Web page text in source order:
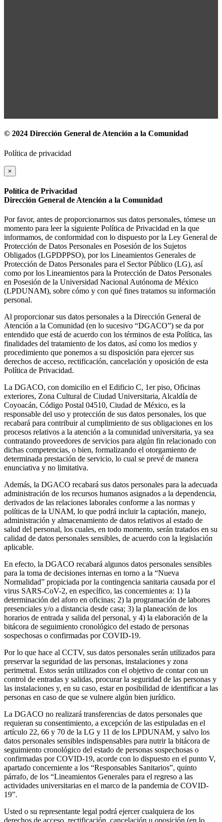
© 2024 Dirección General de Atención a la Comunidad
Política de privacidad
×
Política de Privacidad
Dirección General de Atención a la Comunidad
Por favor, antes de proporcionarnos sus datos personales, tómese un
momento para leer la siguiente Política de Privacidad en la que
informamos, de conformidad con lo dispuesto por la Ley General de
Protección de Datos Personales en Posesión de los Sujetos
Obligados (LGPDPPSO), por los Lineamientos Generales de
Protección de Datos Personales para el Sector Público (LG), así
como por los Lineamientos para la Protección de Datos Personales
en Posesión de la Universidad Nacional Autónoma de México
(LPDUNAM), sobre cómo y con qué fines tratamos su información
personal.
Al proporcionar sus datos personales a la Dirección General de
Atención a la Comunidad (en lo sucesivo “DGACO”) se da por
entendido que está de acuerdo con los términos de esta Política, las
finalidades del tratamiento de los datos, así como los medios y
procedimiento que ponemos a su disposición para ejercer sus
derechos de acceso, rectificación, cancelación y oposición de esta
Política de Privacidad.
La DGACO, con domicilio en el Edificio C, 1er piso, Oficinas
exteriores, Zona Cultural de Ciudad Universitaria, Alcaldía de
Coyoacán, Código Postal 04510, Ciudad de México, es la
responsable del uso y protección de sus datos personales, los que
recabará para contribuir al cumplimiento de sus obligaciones en los
procesos relativos a la atención a la comunidad universitaria, ya sea
contratando proveedores de servicios para algún fin relacionado con
dichas competencias, o bien, formalizando el otorgamiento de
determinada prestación de servicio, lo cual se prevé de manera
enunciativa y no limitativa.
Además, la DGACO recabará sus datos personales para la adecuada
administración de los recursos humanos asignados a la dependencia,
derivados de las relaciones laborales conforme a las normas y
políticas de la UNAM, lo que podrá incluir la captación, manejo,
administración y almacenamiento de datos relativos al estado de
salud del personal, los cuales, en todo momento, serán tratados en su
calidad de datos personales sensibles, de acuerdo con la legislación
aplicable.
En efecto, la DGACO recabará algunos datos personales sensibles
para la toma de decisiones internas en torno a la “Nueva
Normalidad” propiciada por la contingencia sanitaria causada por el
virus SARS-CoV-2, en específico, las concernientes a: 1) la
determinación del aforo en oficinas; 2) la programación de labores
presenciales y/o a distancia desde casa; 3) la planeación de los
horarios de entrada y salida del personal, y 4) la elaboración de la
bitácora de seguimiento cronológico del estado de personas
sospechosas o confirmadas por COVID-19.
Por lo que hace al CCTV, sus datos personales serán utilizados para
preservar la seguridad de las personas, instalaciones y zona
perimetral. Estos serán utilizados con el objetivo de contar con un
control de entradas y salidas, procurar la seguridad de las personas y
las instalaciones y, en su caso, estar en posibilidad de identificar a las
personas en caso de que se vulnere algún bien jurídico.
La DGACO no realizará transferencias de datos personales que
requieran su consentimiento, a excepción de las estipuladas en el
artículo 22, 66 y 70 de la LG y 11 de los LPDUNAM, y salvo los
datos personales sensibles indispensables para nutrir la bitácora de
seguimiento cronológico del estado de personas sospechosas o
confirmadas por COVID-19, acorde con lo dispuesto en el punto V,
apartado concerniente a los “Responsables Sanitarios”, quinto
párrafo, de los “Lineamientos Generales para el regreso a las
actividades universitarias en el marco de la pandemia de COVID-
19”.
Usted o su representante legal podrá ejercer cualquiera de los